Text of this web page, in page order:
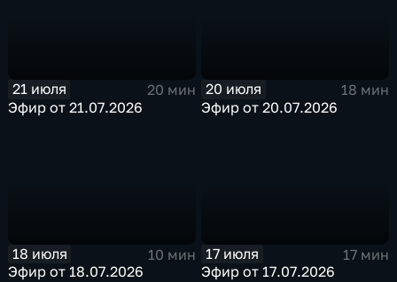
21 июля
20 мин
Эфир от 21.07.2026
20 июля
18 мин
Эфир от 20.07.2026
18 июля
10 мин
Эфир от 18.07.2026
17 июля
17 мин
Эфир от 17.07.2026